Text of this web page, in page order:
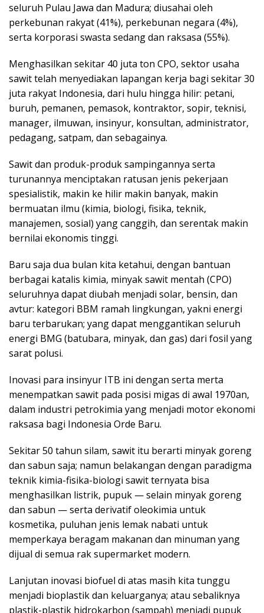
seluruh Pulau Jawa dan Madura; diusahai oleh
perkebunan rakyat (41%), perkebunan negara (4%),
serta korporasi swasta sedang dan raksasa (55%).
Menghasilkan sekitar 40 juta ton CPO, sektor usaha
sawit telah menyediakan lapangan kerja bagi sekitar 30
juta rakyat Indonesia, dari hulu hingga hilir: petani,
buruh, pemanen, pemasok, kontraktor, sopir, teknisi,
manager, ilmuwan, insinyur, konsultan, administrator,
pedagang, satpam, dan sebagainya.
Sawit dan produk-produk sampingannya serta
turunannya menciptakan ratusan jenis pekerjaan
spesialistik, makin ke hilir makin banyak, makin
bermuatan ilmu (kimia, biologi, fisika, teknik,
manajemen, sosial) yang canggih, dan serentak makin
bernilai ekonomis tinggi.
Baru saja dua bulan kita ketahui, dengan bantuan
berbagai katalis kimia, minyak sawit mentah (CPO)
seluruhnya dapat diubah menjadi solar, bensin, dan
avtur: kategori BBM ramah lingkungan, yakni energi
baru terbarukan; yang dapat menggantikan seluruh
energi BMG (batubara, minyak, dan gas) dari fosil yang
sarat polusi.
Inovasi para insinyur ITB ini dengan serta merta
menempatkan sawit pada posisi migas di awal 1970an,
dalam industri petrokimia yang menjadi motor ekonomi
raksasa bagi Indonesia Orde Baru.
Sekitar 50 tahun silam, sawit itu berarti minyak goreng
dan sabun saja; namun belakangan dengan paradigma
teknik kimia-fisika-biologi sawit ternyata bisa
menghasilkan listrik, pupuk — selain minyak goreng
dan sabun — serta derivatif oleokimia untuk
kosmetika, puluhan jenis lemak nabati untuk
memperkaya beragam makanan dan minuman yang
dijual di semua rak supermarket modern.
Lanjutan inovasi biofuel di atas masih kita tunggu
menjadi bioplastik dan keluarganya; atau sebaliknya
plastik-plastik hidrokarbon (sampah) menjadi pupuk